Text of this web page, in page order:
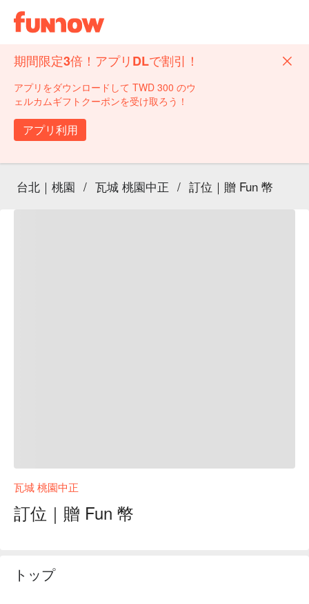
期間限定3倍！アプリDLで割引！
アプリをダウンロードして TWD 300 のウ
ェルカムギフトクーポンを受け取ろう！
アプリ利用
台北｜桃園 / 瓦城 桃園中正 / 訂位｜贈 Fun 幣
瓦城 桃園中正
訂位｜贈 Fun 幣
トップ